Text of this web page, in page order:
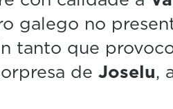
galego no
tanto que
de Joselu,